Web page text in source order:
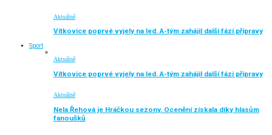
Aktuálně
Vítkovice poprvé vyjely na led. A-tým zahájil další fázi přípravy
Sport
Aktuálně
Vítkovice poprvé vyjely na led. A-tým zahájil další fázi přípravy
Aktuálně
Nela Řehová je Hráčkou sezony. Ocenění získala díky hlasům
fanoušků